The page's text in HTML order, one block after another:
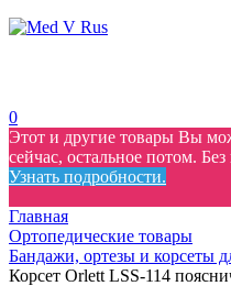
0
Этот и другие товары Вы
сейчас, остальное потом.
Узнать подробности.
Главная
Ортопедические товары
Бандажи, ортезы и корсеты
Корсет Orlett LSS-114